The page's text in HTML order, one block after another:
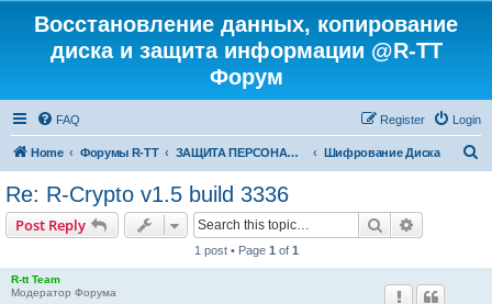
Восстановление данных, копирование
диска и защита информации @R-TT
Форум
FAQ Login
Register
Home Форумы R-TT ЗАЩИТА ПЕРСОНАЛЬНЫХ ДАННЫХ И БЕЗОПАСНОСТЬ Шифрование Диска
Re: R-Crypto v1.5 build 3336
Post Reply Search
1 post • Page 1 of 1
R-tt Team
Модератор Форума